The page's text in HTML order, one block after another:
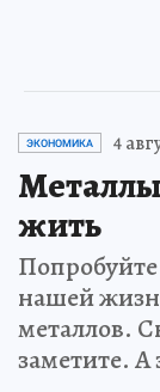
ЭКОНОМИКА 4
жить
нашей
металлов.
заметите.